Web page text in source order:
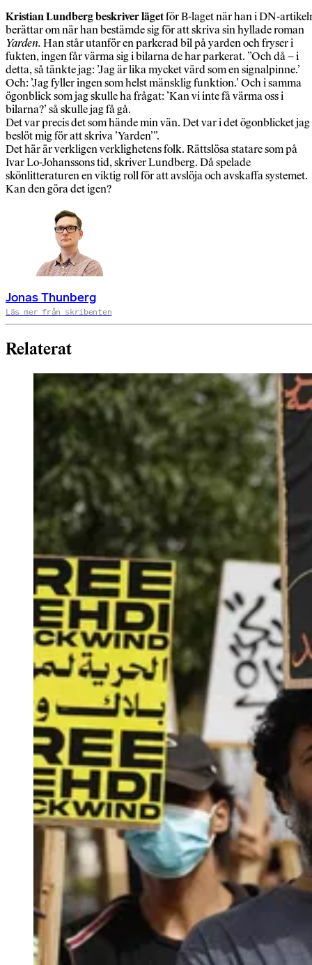
Kristian Lundberg beskriver lägetför B-laget när han i DN-
berättar om när han bestämde sig för att skriva sin hyllade roman
Yarden. Han står utanför en parkerad bil på yarden och fryser i
fukten, ingen får värma sig i bilarna de har parkerat. ”Och då – i
detta, så tänkte jag: ’Jag är lika mycket värd som en signalpinne.’
Och: ’Jag fyller ingen som helst mänsklig funktion.’ Och i samma
ögonblick som jag skulle ha frågat: ’Kan vi inte få värma oss i
bilarna?’ så skulle jag få gå.
Det var precis det som hände min vän. Det var i det ögonblicket jag
beslöt mig för att skriva ’Yarden’”.
Det här är verkligen verklighetens folk. Rättslösa statare som på
Ivar Lo-Johanssons tid, skriver Lundberg. Då spelade
skönlitteraturen en viktig roll för att avslöja och avskaffa systemet.
Kan den göra det igen?
Jonas Thunberg
Läs mer från skribenten
Relaterat